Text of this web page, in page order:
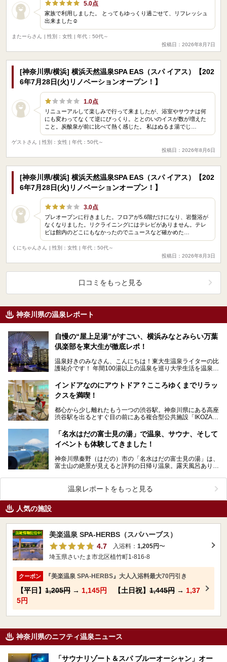
5.0点
家族で利用しました。 とってもゆっくり過ごせて、リフレッシュ
出来ました☺️
またーらさん
| 性別：女性 | 年代：50代～
投稿日：2026年8月7日
[神奈川県/横浜] 横浜天然温泉SPA EAS（スパ イアス）【202
6年7月28日(火)リノベーションオープン！】
1.0点
リニューアルして楽しみで行って来ましたが、浴室やサウナは何
にも変わってなくて逆にびっくり。ととのいのイスが数が増えた
こと。炭酸泉が前に比べて熱く感じた。 私はぬるま湯でじ…
ゲストさん
| 性別：女性 | 年代：50代～
投稿日：2026年8月6日
[神奈川県/横浜] 横浜天然温泉SPA EAS（スパ イアス）【202
6年7月28日(火)リノベーションオープン！】
3.0点
プレオープンに行きました。フロアが5.6階だけになり、岩盤浴が
なくなりました。リクライニングにはテレビがありません。テレ
ビは館内のどこにもなかったのでニュースなど確かめた…
くにちゃんさん
| 性別：女性 | 年代：50代～
投稿日：2026年8月3日
口コミをもっと見る
神奈川県の温泉レポート
自慢の“屋上足湯”がすごい、横浜みなとみらい万葉
倶楽部を東大生が徹底レポ！
温泉好きのみなさん、こんにちは！東大生温泉ライターの比
護祐介です！ 年間100湯以上の温泉を巡り大学生活を温泉に
インドアなのにアウトドア？こころゆくまでリラッ
クスを満喫！
都心から少し離れたもう一つの渋谷駅。神奈川県にある高座
渋谷駅を出るとすぐ目の前にある複合型公共施設「IKOZA
「名水はだの富士見の湯」で温泉、サウナ、そして
イベントも体験してきました！
神奈川県秦野（はだの）市の「名水はだの富士見の湯」は、
富士山の絶景が見えると評判の日帰り温泉。露天風呂あり、
温泉レポートをもっと見る
人気の施設
美楽温泉 SPA-HERBS（スパハーブス）
4.7
入浴料： 1,205円〜
埼玉県さいたま市北区植竹町1-816-8
クーポン 『美楽温泉 SPA-HERBS』大人入浴料最大70円引き
【平日】 1,205円 → 1,145円 【土日祝】 1,445円 → 1,37
5円
神奈川県のニフティ温泉ニュース
「サウナリゾート＆スパ ブルーオーシャン」オー